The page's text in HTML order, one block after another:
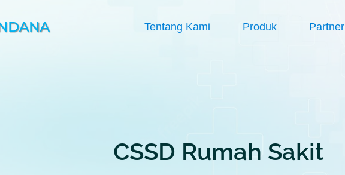
Tentang Kami Produk Partner
CSSD Rumah Sakit